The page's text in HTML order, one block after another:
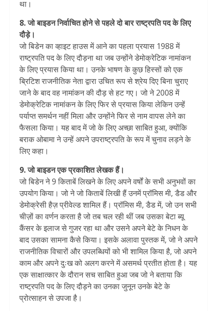
था।
8. जो बाइडन निर्वाचित होने से पहले दो बार राष्ट्रपति पद के लिए
दौड़े।
जो बिडेन का व्हाइट हाउस में आने का पहला प्रयास 1988 में
राष्ट्रपति पद के लिए दौड़ना था जब उन्होंने डेमोक्रेटिक नामांकन
के लिए प्रयास किया था। उनके भाषण के कुछ हिस्सों को एक
ब्रिटिश राजनीतिक नेता द्वारा उचित रूप से श्रेय दिए बिना चुराए
जाने के बाद वह नामांकन की दौड़ से हट गए। जो ने 2008 में
डेमोक्रेटिक नामांकन के लिए फिर से प्रयास किया लेकिन उन्हें
पर्याप्त समर्थन नहीं मिला और उन्होंने फिर से नाम वापस लेने का
फैसला किया। यह बाद में जो के लिए अच्छा साबित हुआ, क्योंकि
बराक ओबामा ने उन्हें अपने उपराष्ट्रपति के रूप में चुनाव लड़ने के
लिए कहा।
9. जो बाइडन एक प्रकाशित लेखक हैं।
जो बिडेन ने 9 किताबें लिखने के लिए अपने वर्षों के सभी अनुभवों का
उपयोग किया। जो ने जो किताबें लिखी हैं उनमें प्रॉमिस मी, डैड और
डेमोक्रेसी हैज़ प्रीवेल्ड शामिल हैं। प्रॉमिस मी, डैड में, जो उन सभी
चीज़ों का वर्णन करता है जो तब चल रही थीं जब उसका बेटा ब्यू
कैंसर के इलाज से गुजर रहा था और उसने अपने बेटे के निधन के
बाद उसका सामना कैसे किया। इसके अलावा पुस्तक में, जो ने अपने
राजनीतिक विचारों और उपलब्धियों को भी शामिल किया है, जो अपने
काम और अपने दुःख को अलग करने में असमर्थ प्रतीत होता है। यह
एक साक्षात्कार के दौरान सच साबित हुआ जब जो ने बताया कि
राष्ट्रपति पद के लिए दौड़ने का उनका जुनून उनके बेटे के
प्रोत्साहन से उपजा है।